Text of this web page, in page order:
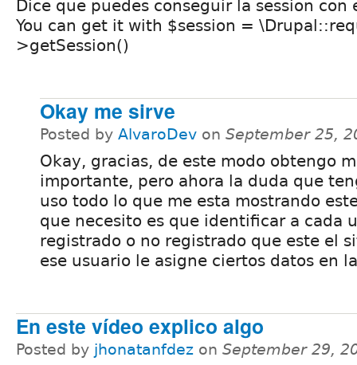
Dice que puedes conseguir la session con
You can get it with $session =
>getSession()
Okay me sirve
Posted by AlvaroDev on September 25,
Okay, gracias, de este modo obtengo
importante, pero ahora la duda que
uso todo lo que me esta mostrando
que necesito es que identificar a cada
registrado o no registrado que este el
ese usuario le asigne ciertos datos en
En este vídeo explico algo
Posted by jhonatanfdez on September 29,